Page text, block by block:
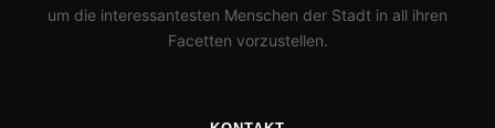
um die interessantesten Menschen der Stadt in all ihren
Facetten vorzustellen.